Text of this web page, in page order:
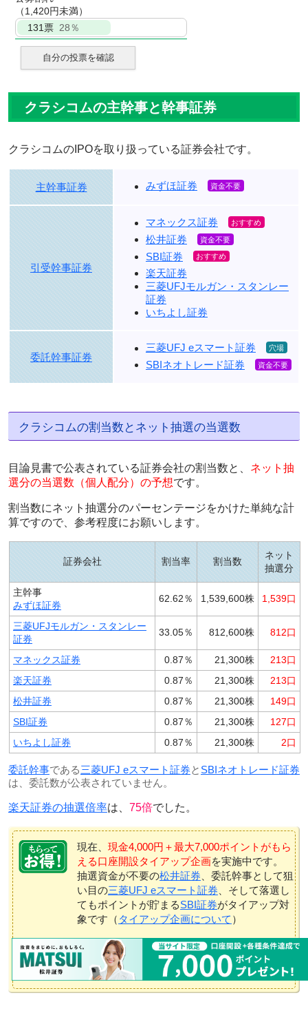
（1,420円未満）
131票 28％
自分の投票を確認
クラシコムの主幹事と幹事証券
クラシコムのIPOを取り扱っている証券会社です。
主幹事証券 みずほ証券
引受幹事証券
マネックス証券
松井証券
SBI証券
楽天証券
三菱UFJモルガン・スタンレー
証券
いちよし証券
委託幹事証券
三菱UFJ eスマート証券
SBIネオトレード証券
クラシコムの割当数とネット抽選の当選数
目論見書で公表されている証券会社の割当数と、 ネット抽
選分の当選数（個人配分）の予想です。
割当数にネット抽選分のパーセンテージをかけた単純な計
算ですので、参考程度にお願いします。
証券会社 割当率 割当数
ネット
抽選分
主幹事
みずほ証券
62.62％ 1,539,600株 1,539口
三菱UFJモルガン・スタンレー
証券
33.05％ 812,600株 812口
マネックス証券 0.87％ 21,300株
213口
楽天証券
0.87％ 21,300株
213口
松井証券
0.87％ 21,300株
149口
SBI証券
0.87％ 21,300株
127口
いちよし証券
0.87％ 21,300株 2口
委託幹事である三菱UFJ eスマート証券と SBIネオトレード証券
は、委託数が公表されていません。
楽天証券の抽選倍率は、 75倍でした。
現在、 現金4,000円＋最大7,000ポイントがもら
える口座開設タイアップ企画を実施中です。
抽選資金が不要の松井証券 、委託幹事として狙
い目の三菱UFJ eスマート証券 、そして落選し
てもポイントが貯まるSBI証券がタイアップ対
象です（ タイアップ企画について ）